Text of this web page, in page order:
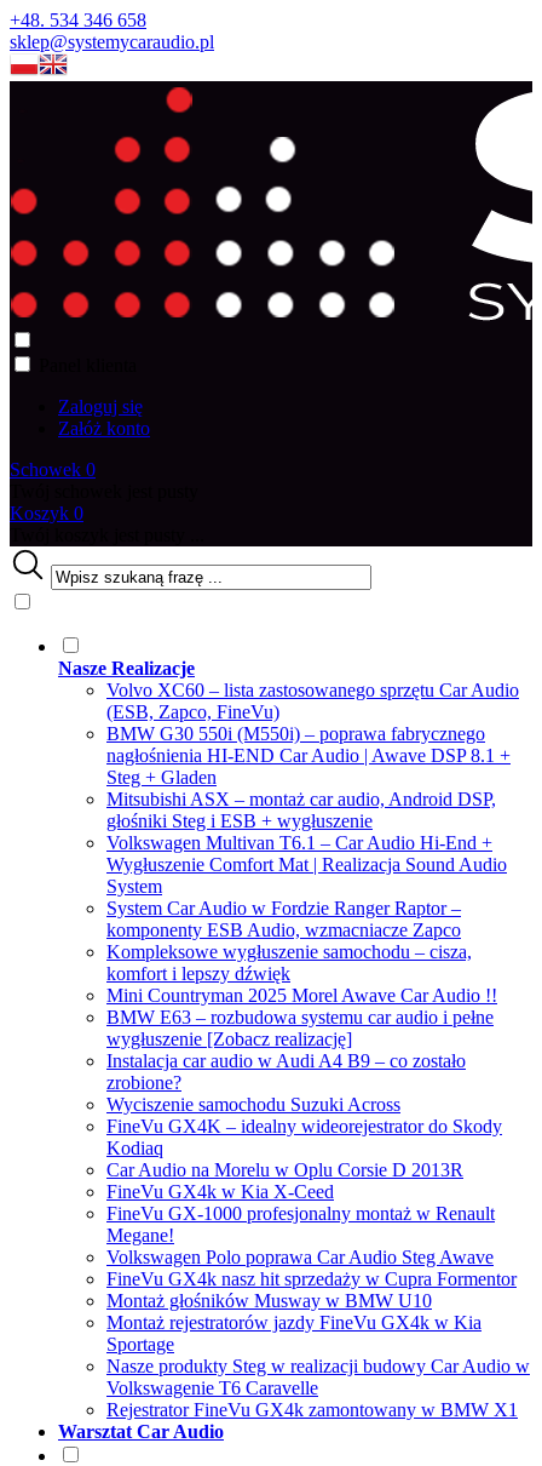
+48. 534 346 658
sklep@systemycaraudio.pl
Zaloguj się
Załóż konto
Schowek 0
Koszyk 0
Nasze Realizacje
Volvo XC60 – lista zastosowanego sprzętu Car Audio
(ESB, Zapco, FineVu)
BMW G30 550i (M550i) – poprawa fabrycznego
nagłośnienia HI-END Car Audio | Awave DSP 8.1 +
Steg + Gladen
Mitsubishi ASX – montaż car audio, Android DSP,
głośniki Steg i ESB + wygłuszenie
Volkswagen Multivan T6.1 – Car Audio Hi-End +
Wygłuszenie Comfort Mat | Realizacja Sound Audio
System
System Car Audio w Fordzie Ranger Raptor –
komponenty ESB Audio, wzmacniacze Zapco
Kompleksowe wygłuszenie samochodu – cisza,
komfort i lepszy dźwięk
Mini Countryman 2025 Morel Awave Car Audio !!
BMW E63 – rozbudowa systemu car audio i pełne
wygłuszenie [Zobacz realizację]
Instalacja car audio w Audi A4 B9 – co zostało
zrobione?
Wyciszenie samochodu Suzuki Across
FineVu GX4K – idealny wideorejestrator do Skody
Kodiaq
Car Audio na Morelu w Oplu Corsie D 2013R
FineVu GX4k w Kia X-Ceed
FineVu GX-1000 profesjonalny montaż w Renault
Megane!
Volkswagen Polo poprawa Car Audio Steg Awave
FineVu GX4k nasz hit sprzedaży w Cupra Formentor
Montaż głośników Musway w BMW U10
Montaż rejestratorów jazdy FineVu GX4k w Kia
Sportage
Nasze produkty Steg w realizacji budowy Car Audio w
Volkswagenie T6 Caravelle
Rejestrator FineVu GX4k zamontowany w BMW X1
Warsztat Car Audio